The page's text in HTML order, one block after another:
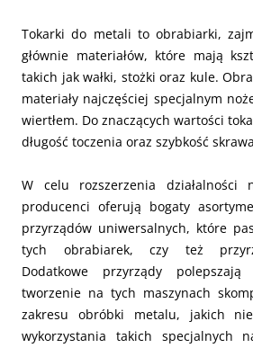
Tokarki do metali to obrabiarki,
głównie materiałów, które mają
takich jak wałki, stożki oraz kule.
materiały najczęściej specjalnym
wiertłem. Do znaczących wartości
długość toczenia oraz szybkość
W celu rozszerzenia działalności
producenci oferują bogaty
przyrządów uniwersalnych, które
tych obrabiarek, czy też
Dodatkowe przyrządy polepszają
tworzenie na tych maszynach
zakresu obróbki metalu, jakich
wykorzystania takich specjalnych